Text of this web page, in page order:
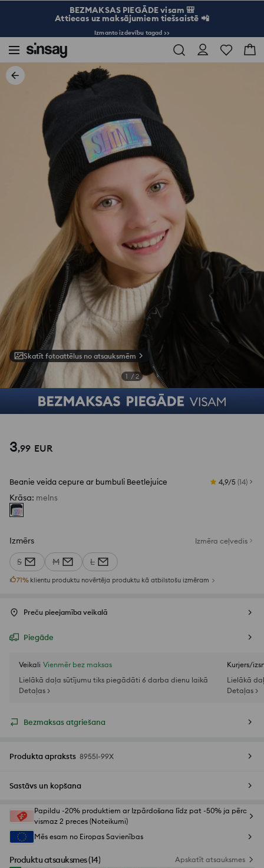
BEZMAKSAS PIEGĀDE visam 🎒
Attiecas uz maksājumiem tiešsaistē 📲
Izmanto izdevību tagad >>
Skatīt fotoattēlus no atsauksmēm
1 / 2
3,99 EUR
Beanie veida cepure ar bumbuli Beetlejuice 4,9/5 (14)
Krāsa: melns
Izmērs Izmēra ceļvedis
S M L
71% klientu produktu novērtēja produktu kā atbilstošu izmēram
Preču pieejamība veikalā
Piegāde
Veikali Vienmēr bez maksas
Lielākā daļa sūtījumu tiks piegādāti 6 darba dienu laikā
Detaļas >
Kurjers/
Lielākā
Detaļas >
Bezmaksas atgriešana
Produkta apraksts 8955I-99X
Sastāvs un kopšana
Papildu -20% produktiem ar Izpārdošana līdz pat -50% ja pērc
vismaz 2 preces (Noteikumi)
Mēs esam no Eiropas Savienības
Produktu atsauksmes(14) Apskatīt atsauksmes